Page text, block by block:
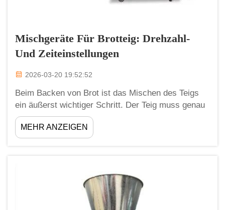
Mischgeräte Für Brotteig: Drehzahl-
Und Zeiteinstellungen
2026-03-20 19:52:52
Beim Backen von Brot ist das Mischen des Teigs
ein äußerst wichtiger Schritt. Der Teig muss genau
richtig gemischt werden, um eine angenehme
Textur und einen guten Geschmack zu erzielen. Bei
Zhengzhou Meijin bieten wir hochwertige
MEHR ANZEIGEN